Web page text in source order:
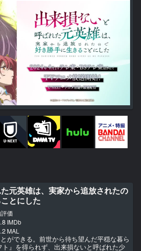
元英雄は、実家から追放されたの
とにした
価
IMDb
MAL
ができる。前世から待ち望んだ平穏な暮ら
』を得られず、出来損ないと呼ばれた少